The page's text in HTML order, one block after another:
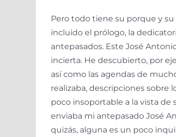
Pero todo tiene su porque y
incluido el prólogo, la
antepasados. Este José
incierta. He descubierto, por
así­ como las agendas de
realizaba, descripciones sobre
poco insoportable a la vista de
enviaba mi antepasado José
quizás, alguna es un poco